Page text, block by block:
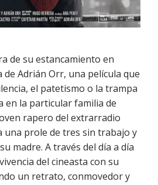
de su estancamiento en
de Adrián Orr, una película que
el patetismo o la trampa
en la particular familia de
rapero del extrarradio
una prole de tres sin trabajo y
madre. A través del día a día
del cineasta con su
un retrato, conmovedor y